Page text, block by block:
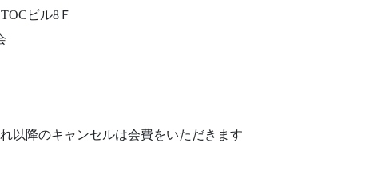
TOC ビル8Ｆ
以降のキャンセルは会費をいただきます